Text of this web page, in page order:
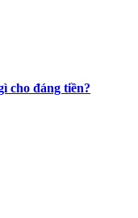
cho đáng tiền?